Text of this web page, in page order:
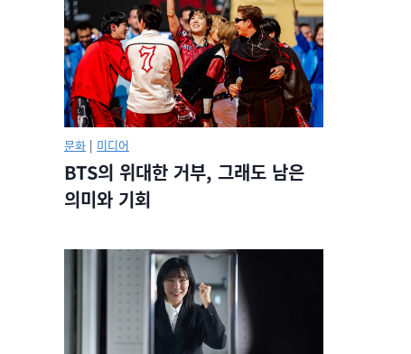
문화 | 미디어
BTS의 위대한 거부, 그래도 남은
의미와 기회